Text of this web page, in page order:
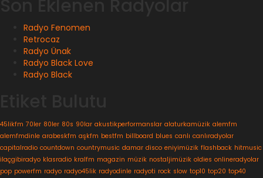
Radyo Fenomen
Retrocaz
Radyo Ünak
Radyo Black Love
Radyo Black
45likfm 70ler 80ler 80s 90lar akustikperformanslar alaturkamüzik alemfm
alemfmdinle arabeskfm aşkfm bestfm billboard blues canlı canlıradyolar
capitalradio countdown countrymusic damar disco eniyimüzik flashback hitmusic
ilaçgibiradyo klasradio kralfm magazin müzik nostaljimüzik oldies onlineradyolar
pop powerfm radyo radyo45lik radyodinle radyoti rock slow top10 top20 top40